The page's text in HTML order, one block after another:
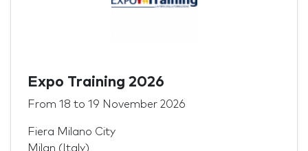
Expo Training 2026
From 18 to 19 November 2026
Fiera Milano City
Milan (Italy)